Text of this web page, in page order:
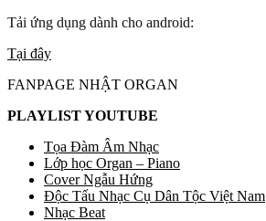
Tải ứng dụng dành cho android:
Tại đây
FANPAGE NHẬT ORGAN
PLAYLIST YOUTUBE
Tọa Đàm Âm Nhạc
Lớp học Organ – Piano
Cover Ngẫu Hứng
Độc Tấu Nhạc Cụ Dân Tộc Việt Nam
Nhạc Beat